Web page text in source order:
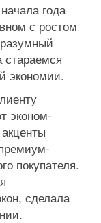
года
с ростом
стараемся
экономии.
эконом-
покупателя.
сделала